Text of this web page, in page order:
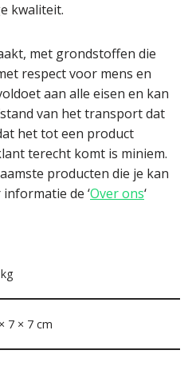
kwaliteit.
met grondstoffen die
respect voor mens en
aan alle eisen en kan
van het transport dat
het tot een product
terecht komt is miniem.
producten die je kan
de ‘Over ons‘
7 × 7 cm